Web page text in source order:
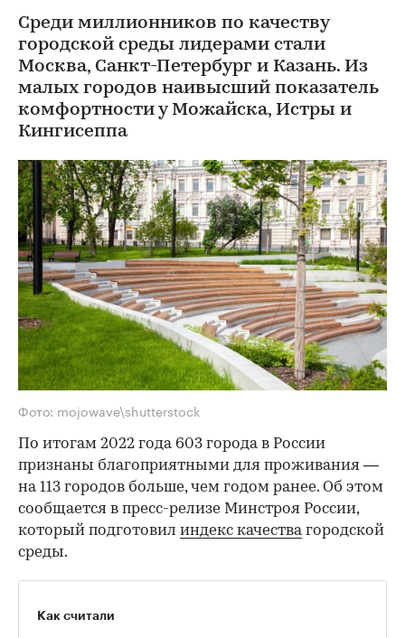
Среди миллионников по качеству
городской среды лидерами стали
Москва, Санкт-Петербург и Казань. Из
малых городов наивысший показатель
комфортности у Можайска, Истры и
Кингисеппа
Фото: mojowave\shutterstock
По итогам 2022 года 603 города в России
признаны благоприятными для проживания —
на 113 городов больше, чем годом ранее. Об этом
сообщается в пресс-релизе Минстроя России,
который подготовил индекс качествагородской
среды.
Как считали